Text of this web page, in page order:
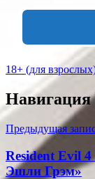
18+ (для
Навигация
Предыдущая
Resident Evil
Эшли Грэм»